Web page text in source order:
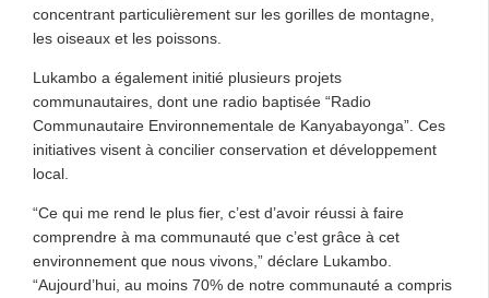
concentrant particulièrement sur les gorilles de montagne,
les oiseaux et les poissons.
Lukambo a également initié plusieurs projets
communautaires, dont une radio baptisée “Radio
Communautaire Environnementale de Kanyabayonga”. Ces
initiatives visent à concilier conservation et développement
local.
“Ce qui me rend le plus fier, c’est d’avoir réussi à faire
comprendre à ma communauté que c’est grâce à cet
environnement que nous vivons,” déclare Lukambo.
“Aujourd’hui, au moins 70% de notre communauté a compris